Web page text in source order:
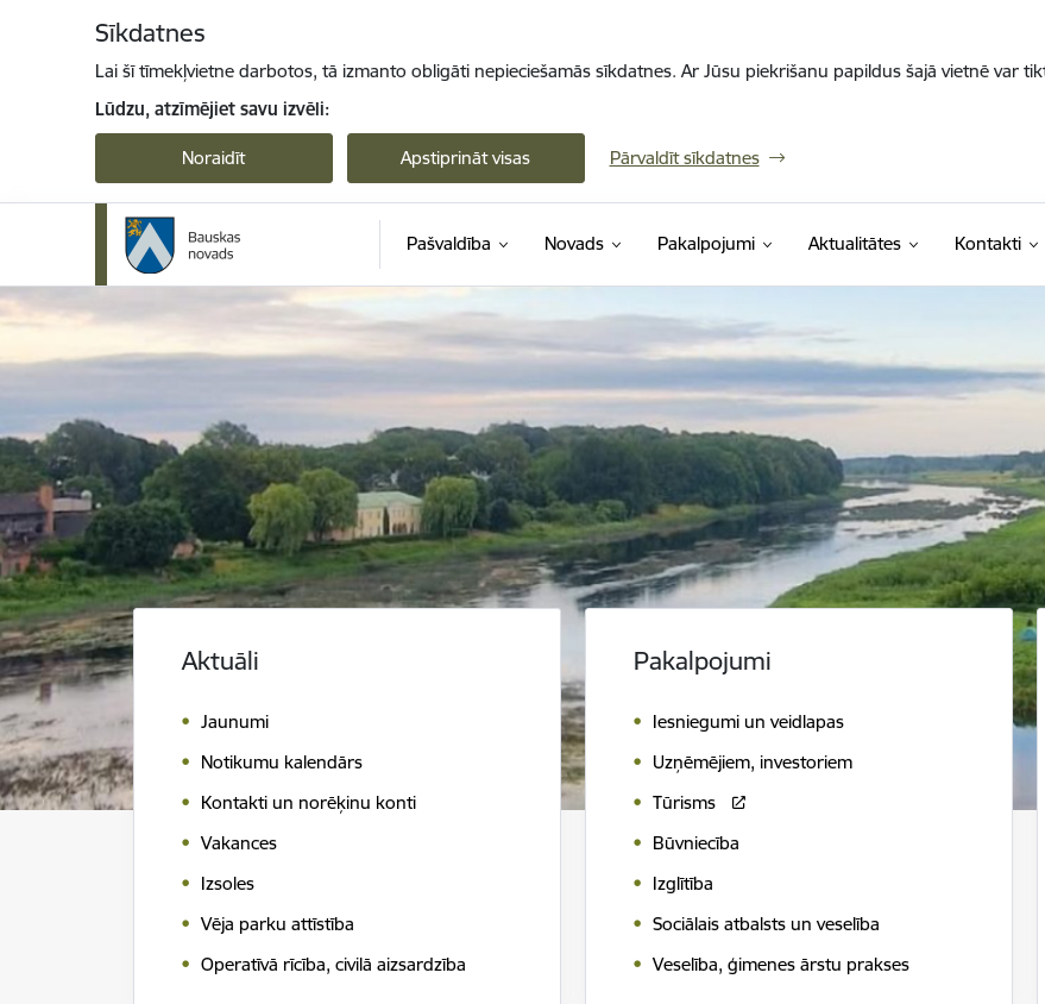
Sīkdatnes
Lai šī tīmekļvietne darbotos, tā izmanto obligāti nepieciešamās sīkdatnes. Ar Jūsu piekrišanu papildus šajā vietnē var
Lūdzu, atzīmējiet savu izvēli:
Noraidīt Apstiprināt visas Pārvaldīt sīkdatnes
Pašvaldība Novads Pakalpojumi Aktualitātes Kontakti
Bauskas novads
Aktuāli
Jaunumi
Notikumu kalendārs
Kontakti un norēķinu konti
Vakances
Izsoles
Vēja parku attīstība
Operatīvā rīcība, civilā aizsardzība
Pakalpojumi
Iesniegumi un veidlapas
Uzņēmējiem, investoriem
Tūrisms
Būvniecība
Izglītība
Sociālais atbalsts un veselība
Veselība, ģimenes ārstu prakses